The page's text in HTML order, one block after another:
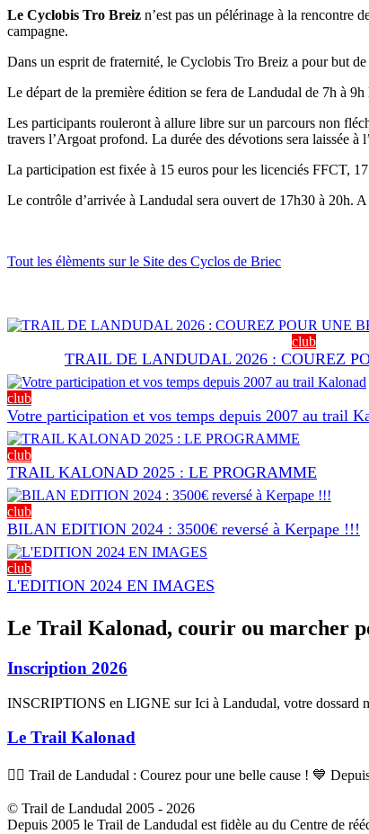
Le Cyclobis Tro Breiz n’est pas un pélérinage à la rencontre
campagne.
Dans un esprit de fraternité, le Cyclobis Tro Breiz a pour but
Le départ de la première édition se fera de Landudal de 7h à
Les participants rouleront à allure libre sur un parcours non
travers l’Argoat profond. La durée des dévotions sera laissée
La participation est fixée à 15 euros pour les licenciés FFCT,
Le contrôle d’arrivée à Landudal sera ouvert de 17h30 à 20h.
Tout les élèments sur le Site des Cyclos de Briec
club
TRAIL DE LANDUDAL 2026 : COUREZ
club
Votre participation et vos temps depuis 2007 au trail
club
TRAIL KALONAD 2025 : LE PROGRAMME
club
BILAN EDITION 2024 : 3500€ reversé à Kerpape !!!
club
L'EDITION 2024 EN IMAGES
Le Trail Kalonad, courir ou marcher
Inscription 2026
INSCRIPTIONS en LIGNE sur Ici à Landudal, votre dossard
Le Trail Kalonad
🏃‍♂️ Trail de Landudal : Courez pour une belle cause ! 💙
© Trail de Landudal 2005 - 2026
Depuis 2005 le Trail de Landudal est fidèle au du Centre de